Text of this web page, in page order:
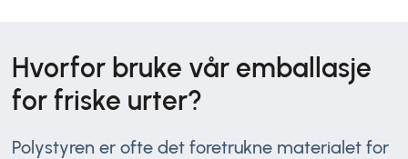
Hvorfor bruke vår emballasje
for friske urter?
Polystyren er ofte det foretrukne materialet for